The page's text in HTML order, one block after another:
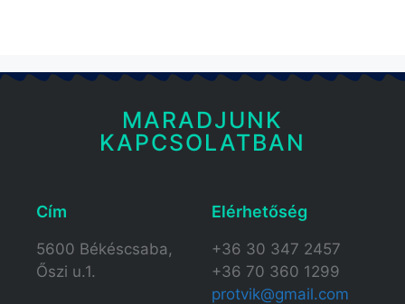
MARADJUNK
KAPCSOLATBAN
Cím
5600 Békéscsaba,
Őszi u.1.
Elérhetőség​
+36 30 347 2457
+36 70 360 1299
protvik@gmail.com